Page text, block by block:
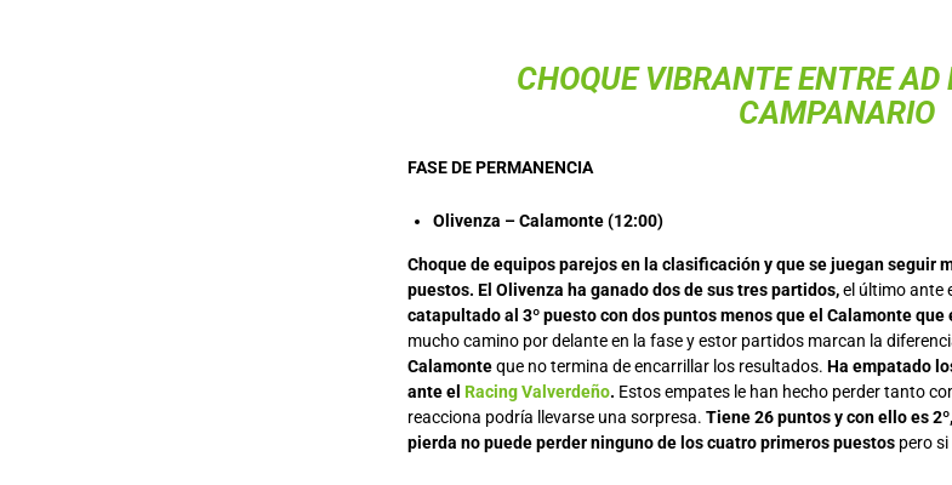
CHOQUE VIBRANTE ENTRE AD
CAMPANARIO
FASE DE PERMANENCIA
Olivenza – Calamonte (12:00)
Choque de equipos parejos en la clasificación y que se juegan seguir
puestos. El Olivenza ha ganado dos de sus tres partidos,el último ante
catapultado al 3º puesto con dos puntos menos que el Calamonte que
mucho camino por delante en la fase y estor partidos marcan la
Calamonteque no termina de encarrillar los resultados. Ha empatado
ante el Racing Valverdeño. Estos empates le han hecho perder tanto
reacciona podría llevarse una sorpresa. Tiene 26 puntos y con ello es
pierda no puede perder ninguno de los cuatro primeros puestos pero